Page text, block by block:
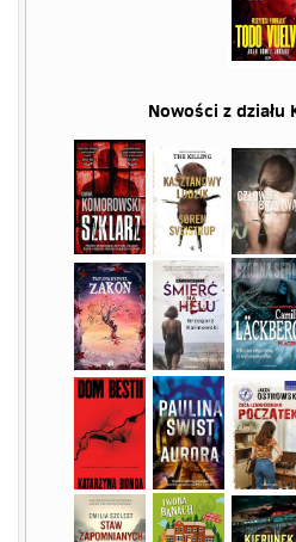
Nowości z działu